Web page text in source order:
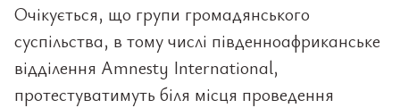
Очікується, що групи громадянського
суспільства, в тому числі південноафриканське
відділення Amnesty International,
протестуватимуть біля місця проведення